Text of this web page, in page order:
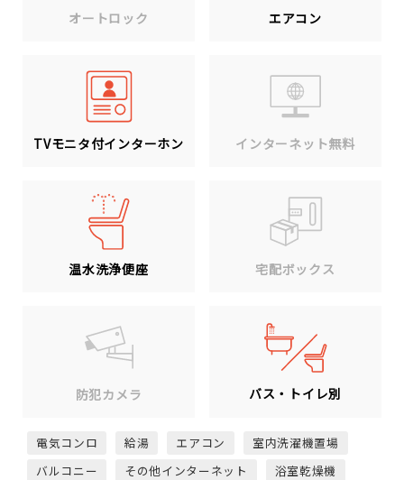
オートロック エアコン
TVモニタ付インターホン インターネット無料
温水洗浄便座 宅配ボックス
防犯カメラ バス・トイレ別
電気コンロ 給湯 エアコン
室内洗濯機置場
バルコニー
その他インターネット
浴室乾燥機